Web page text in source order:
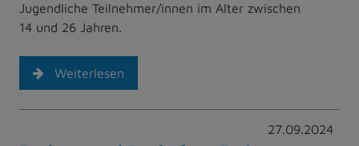
Jugendliche Teilnehmer/innen im Alter zwischen
14 und 26 Jahren.
Weiterlesen
27.09.2024